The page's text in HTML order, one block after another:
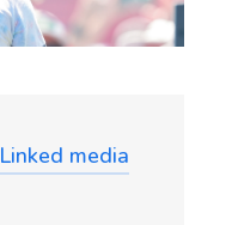
Linked media